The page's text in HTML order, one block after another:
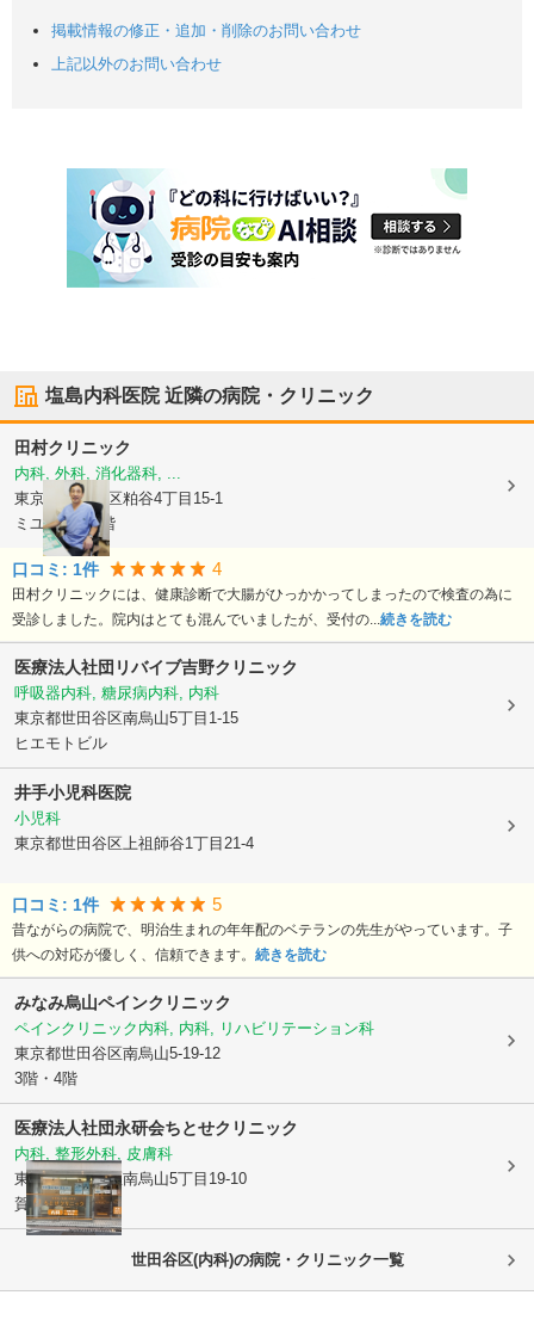
掲載情報の修正・追加・削除のお問い合わせ
上記以外のお問い合わせ
塩島内科医院近隣の病院・クリニック
田村クリニック
内科, 外科, 消化器科, ...
東京都世田谷区粕谷4丁目15-1
ミユキビル1階
口コミ: 1件 4
田村クリニックには、健康診断で大腸がひっかかってしまったので検査の為に
受診しました。院内はとても混んでいましたが、受付の...続きを読む
医療法人社団リバイブ吉野クリニック
呼吸器内科, 糖尿病内科, 内科
東京都世田谷区南烏山5丁目1-15
ヒエモトビル
井手小児科医院
小児科
東京都世田谷区 上祖師谷1丁目21-4
口コミ: 1件 5
昔ながらの病院で、明治生まれの年年配のベテランの先生がやっています。子
供への対応が優しく、信頼できます。 続きを読む
みなみ烏山ペインクリニック
ペインクリニック内科, 内科, リハビリテーション科
東京都世田谷区南烏山5-19-12
3階・4階
医療法人社団永研会ちとせクリニック
内科, 整形外科, 皮膚科
東京都世田谷区南烏山5丁目19-10
賀茂ビル1階
世田谷区(内科)の病院・クリニック一覧